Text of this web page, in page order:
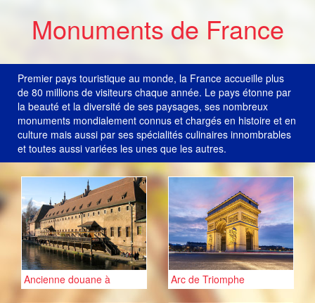
Monuments de France
Premier pays touristique au monde, la France accueille plus
de 80 millions de visiteurs chaque année. Le pays étonne par
la beauté et la diversité de ses paysages, ses nombreux
monuments mondialement connus et chargés en histoire et en
culture mais aussi par ses spécialités culinaires innombrables
et toutes aussi variées les unes que les autres.
Ancienne douane à
Strasbourg
Arc de Triomphe